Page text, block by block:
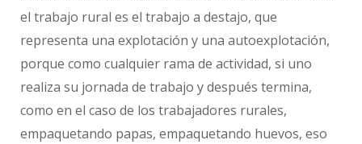
el trabajo rural es el trabajo a destajo, que
representa una explotación y una autoexplotación,
porque como cualquier rama de actividad, si uno
realiza su jornada de trabajo y después termina,
como en el caso de los trabajadores rurales,
empaquetando papas, empaquetando huevos, eso